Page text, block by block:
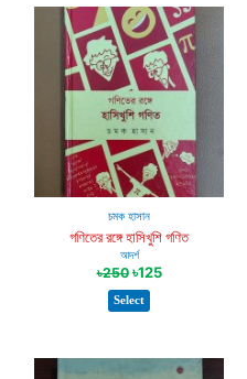
চমক হাসান
গণিতের রঙ্গে হাসিখুশি গণিত
আদর্শ
৳250 ৳125
Select